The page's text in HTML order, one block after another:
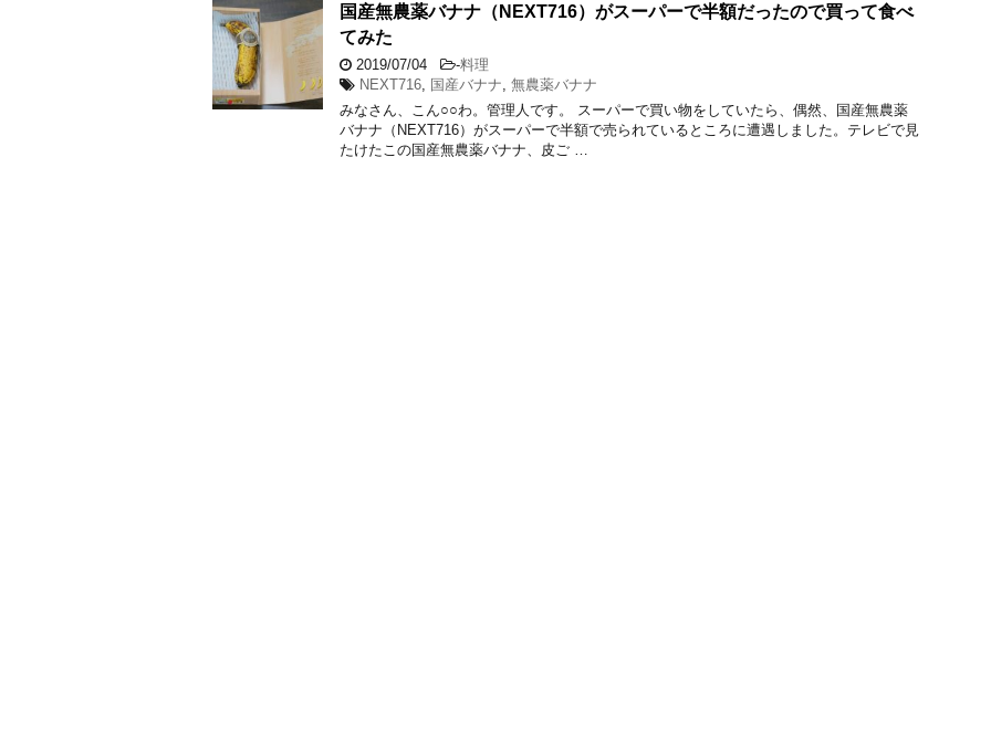
国産無農薬バナナ（NEXT716）がスーパーで半額だったので買って食べ
てみた
2019/07/04 -料理
NEXT716, 国産バナナ, 無農薬バナナ
みなさん、こん○○わ。管理人です。 スーパーで買い物をしていたら、偶然、国産無農薬
バナナ（NEXT716）がスーパーで半額で売られているところに遭遇しました。テレビで見
たけたこの国産無農薬バナナ、皮ご …